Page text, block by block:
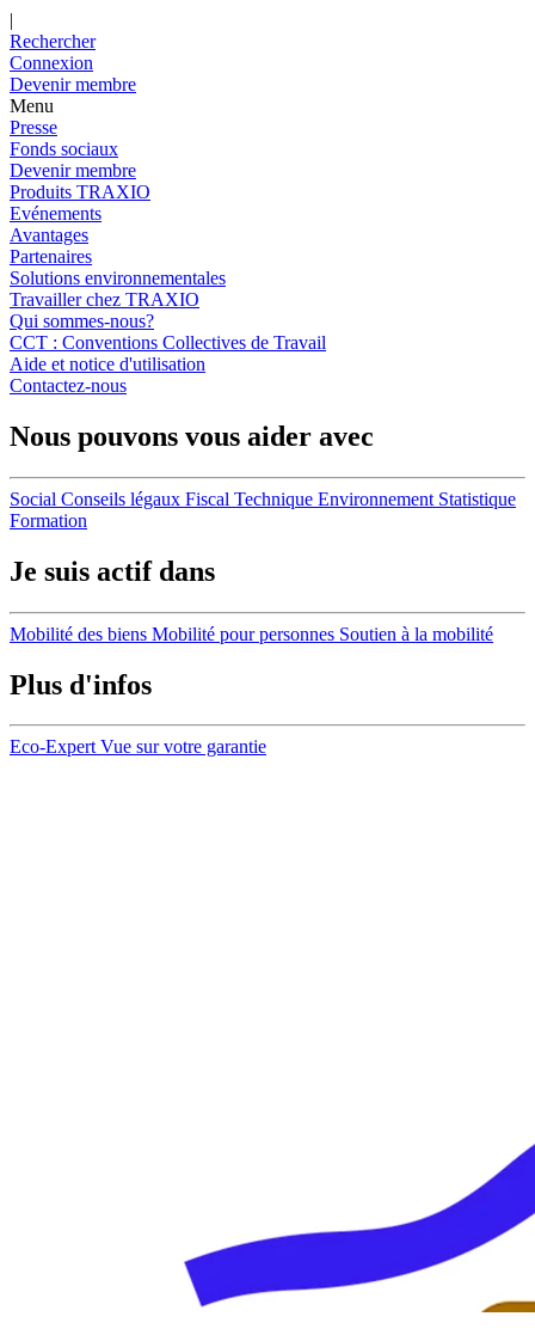
|
Rechercher
Connexion
Devenir membre
Menu
Presse
Fonds sociaux
Devenir membre
Produits TRAXIO
Evénements
Avantages
Partenaires
Solutions environnementales
Travailler chez TRAXIO
Qui sommes-nous?
CCT : Conventions Collectives de Travail
Aide et notice d'utilisation
Contactez-nous
Nous pouvons vous aider avec
Social Conseils légaux Fiscal Technique Environnement Statistique
Formation
Je suis actif dans
Mobilité des biens Mobilité pour personnes Soutien à la mobilité
Plus d'infos
Eco-Expert Vue sur votre garantie